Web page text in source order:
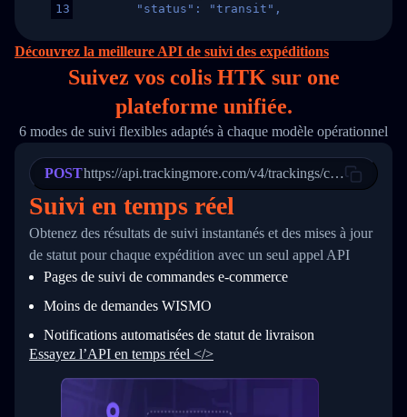
13
16
17
21
22
23
24
25
27
28
29
30
31
33
34
        "status": "transit",
        "itemTimeLength": 2,
        "weblink": "",
        "trackinfo": [
          {
            "Date": "2017-03-08 04: 22: 00",
"StatusDescription": "Departed
"Details": "Departed Facility
          },
          {
            "Date": "2017-03-06 15:28:00",
"StatusDescription": "Shipment
"Details": "BEIJING-
          }
      }
  }
}
Découvrez la meilleure API de suivi des expéditions
Suivez vos colis HTK sur one
plateforme unifiée.
6 modes de suivi flexibles adaptés à chaque modèle opérationnel
POSThttps://api.trackingmore.com/v4/trackings/create
Suivi en temps réel
Obtenez des résultats de suivi instantanés et des mises à jour
de statut pour chaque expédition avec un seul appel API
Pages de suivi de commandes e‑commerce
Moins de demandes WISMO
Notifications automatisées de statut de livraison
Essayez l’API en temps réel </>